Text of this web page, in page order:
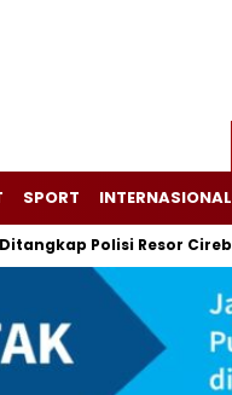
SPORT INTERNASIONAL
Polisi Resor Cirebon